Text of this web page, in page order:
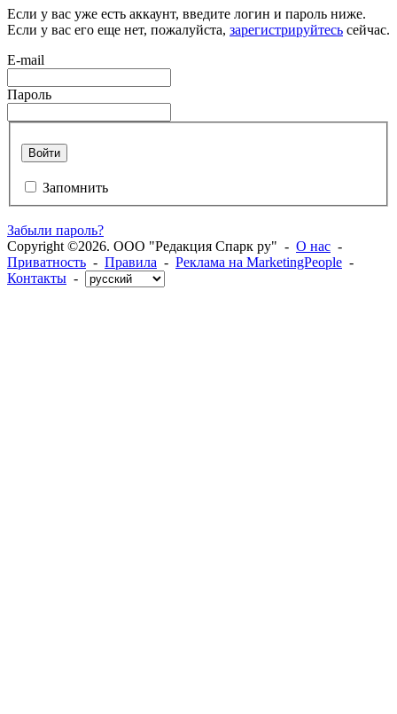
Если у вас уже есть аккаунт, введите логин и пароль ниже.
Если у вас его еще нет, пожалуйста, зарегистрируйтесь сейчас.
E-mail
Пароль
Войти
Запомнить
Забыли пароль?
Copyright ©2026. ООО "Редакция Спарк ру" - О нас -
Приватность - Правила - Реклама на MarketingPeople -
Контакты -